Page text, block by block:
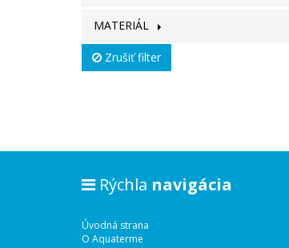
MATERIÁL
Zrušiť filter
Rýchla navigácia
Úvodná strana
O Aquaterme